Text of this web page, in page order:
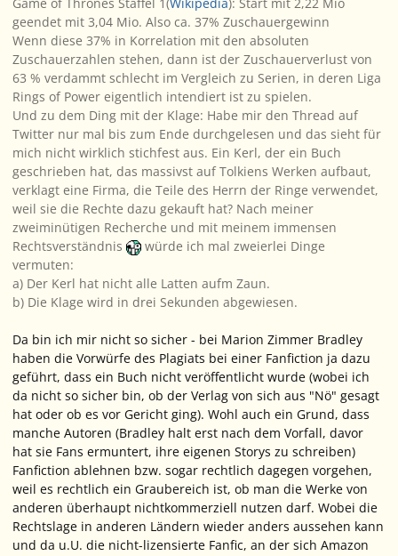
geendet mit 3,04 Mio. Also ca. 37% Zuschauergewinn
Wenn diese 37% in Korrelation mit den absoluten
Zuschauerzahlen stehen, dann ist der Zuschauerverlust von
63 % verdammt schlecht im Vergleich zu Serien, in deren Liga
Rings of Power eigentlich intendiert ist zu spielen.
Und zu dem Ding mit der Klage: Habe mir den Thread auf
Twitter nur mal bis zum Ende durchgelesen und das sieht für
mich nicht wirklich stichfest aus. Ein Kerl, der ein Buch
geschrieben hat, das massivst auf Tolkiens Werken aufbaut,
verklagt eine Firma, die Teile des Herrn der Ringe verwendet,
weil sie die Rechte dazu gekauft hat? Nach meiner
zweiminütigen Recherche und mit meinem immensen
Rechtsverständnis
würde ich mal zweierlei Dinge
vermuten:
a) Der Kerl hat nicht alle Latten aufm Zaun.
b) Die Klage wird in drei Sekunden abgewiesen.
Da bin ich mir nicht so sicher - bei Marion Zimmer Bradley
haben die Vorwürfe des Plagiats bei einer Fanfiction ja dazu
geführt, dass ein Buch nicht veröffentlicht wurde (wobei ich
da nicht so sicher bin, ob der Verlag von sich aus "Nö" gesagt
hat oder ob es vor Gericht ging). Wohl auch ein Grund, dass
manche Autoren (Bradley halt erst nach dem Vorfall, davor
hat sie Fans ermuntert, ihre eigenen Storys zu schreiben)
Fanfiction ablehnen bzw. sogar rechtlich dagegen vorgehen,
weil es rechtlich ein Graubereich ist, ob man die Werke von
anderen überhaupt nichtkommerziell nutzen darf. Wobei die
Rechtslage in anderen Ländern wieder anders aussehen kann
und da u.U. die nicht-lizensierte Fanfic, an der sich Amazon